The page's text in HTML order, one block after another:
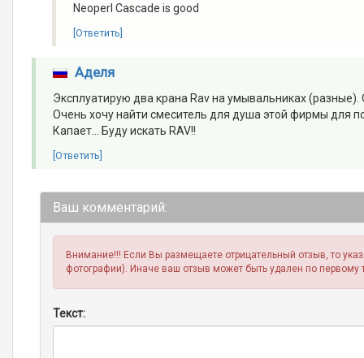
Neoperl Cascade is good
[Ответить]
Аделя
Эксплуатирую два крана Rav на умывальниках
Очень хочу найти смеситель для душа этой фирмы для
Капает... Буду искать RAV!!
[Ответить]
Ваш комментарий:
Внимание!!! Если Вы размещаете отрицательный отзыв, то
фотографии). Иначе ваш отзыв может быть удален по первому
Текст: